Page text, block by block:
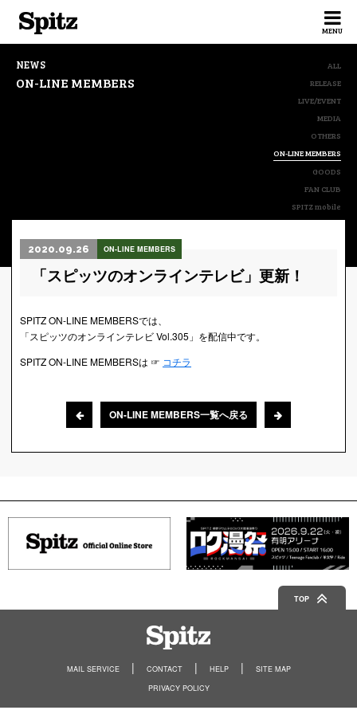
MENU
NEWS
ON-LINE MEMBERS
ALL
RELEASE
LIVE/EVENT
MEDIA
OTHERS
ON-LINE MEMBERS
GOODS
FAN CLUB
SPITZ mobile
2020.09.26 ON-LINE MEMBERS
「スピッツのオンラインテレビ」更新！
SPITZ ON-LINE MEMBERSでは、
「スピッツのオンラインテレビ Vol.305」を配信中です。
SPITZ ON-LINE MEMBERSは ☞ コチラ
ON-LINE MEMBERS一覧へ戻る
TOP
MAIL SERVICE CONTACT HELP
SITE MAP
PRIVACY POLICY